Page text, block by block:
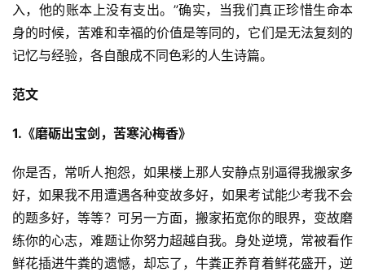
入，他的账本上没有支出。”确实，当我们真正珍惜生命本
身的时候，苦难和幸福的价值是等同的，它们是无法复刻的
记忆与经验，各自酿成不同色彩的人生诗篇。
范文
1.《磨砺出宝剑，苦寒沁梅香》
你是否，常听人抱怨，如果楼上那人安静点别逼得我搬家多
好，如果我不用遭遇各种变故多好，如果考试能少考我不会
的题多好，等等？可另一方面，搬家拓宽你的眼界，变故磨
练你的心志，难题让你努力超越自我。身处逆境，常被看作
鲜花插进牛粪的遗憾，却忘了，牛粪正养育着鲜花盛开，逆